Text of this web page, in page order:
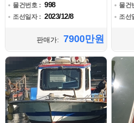
물건번호 : 998
조선일자 : 2023/12/8
판매가: 7900만원
물건
조선